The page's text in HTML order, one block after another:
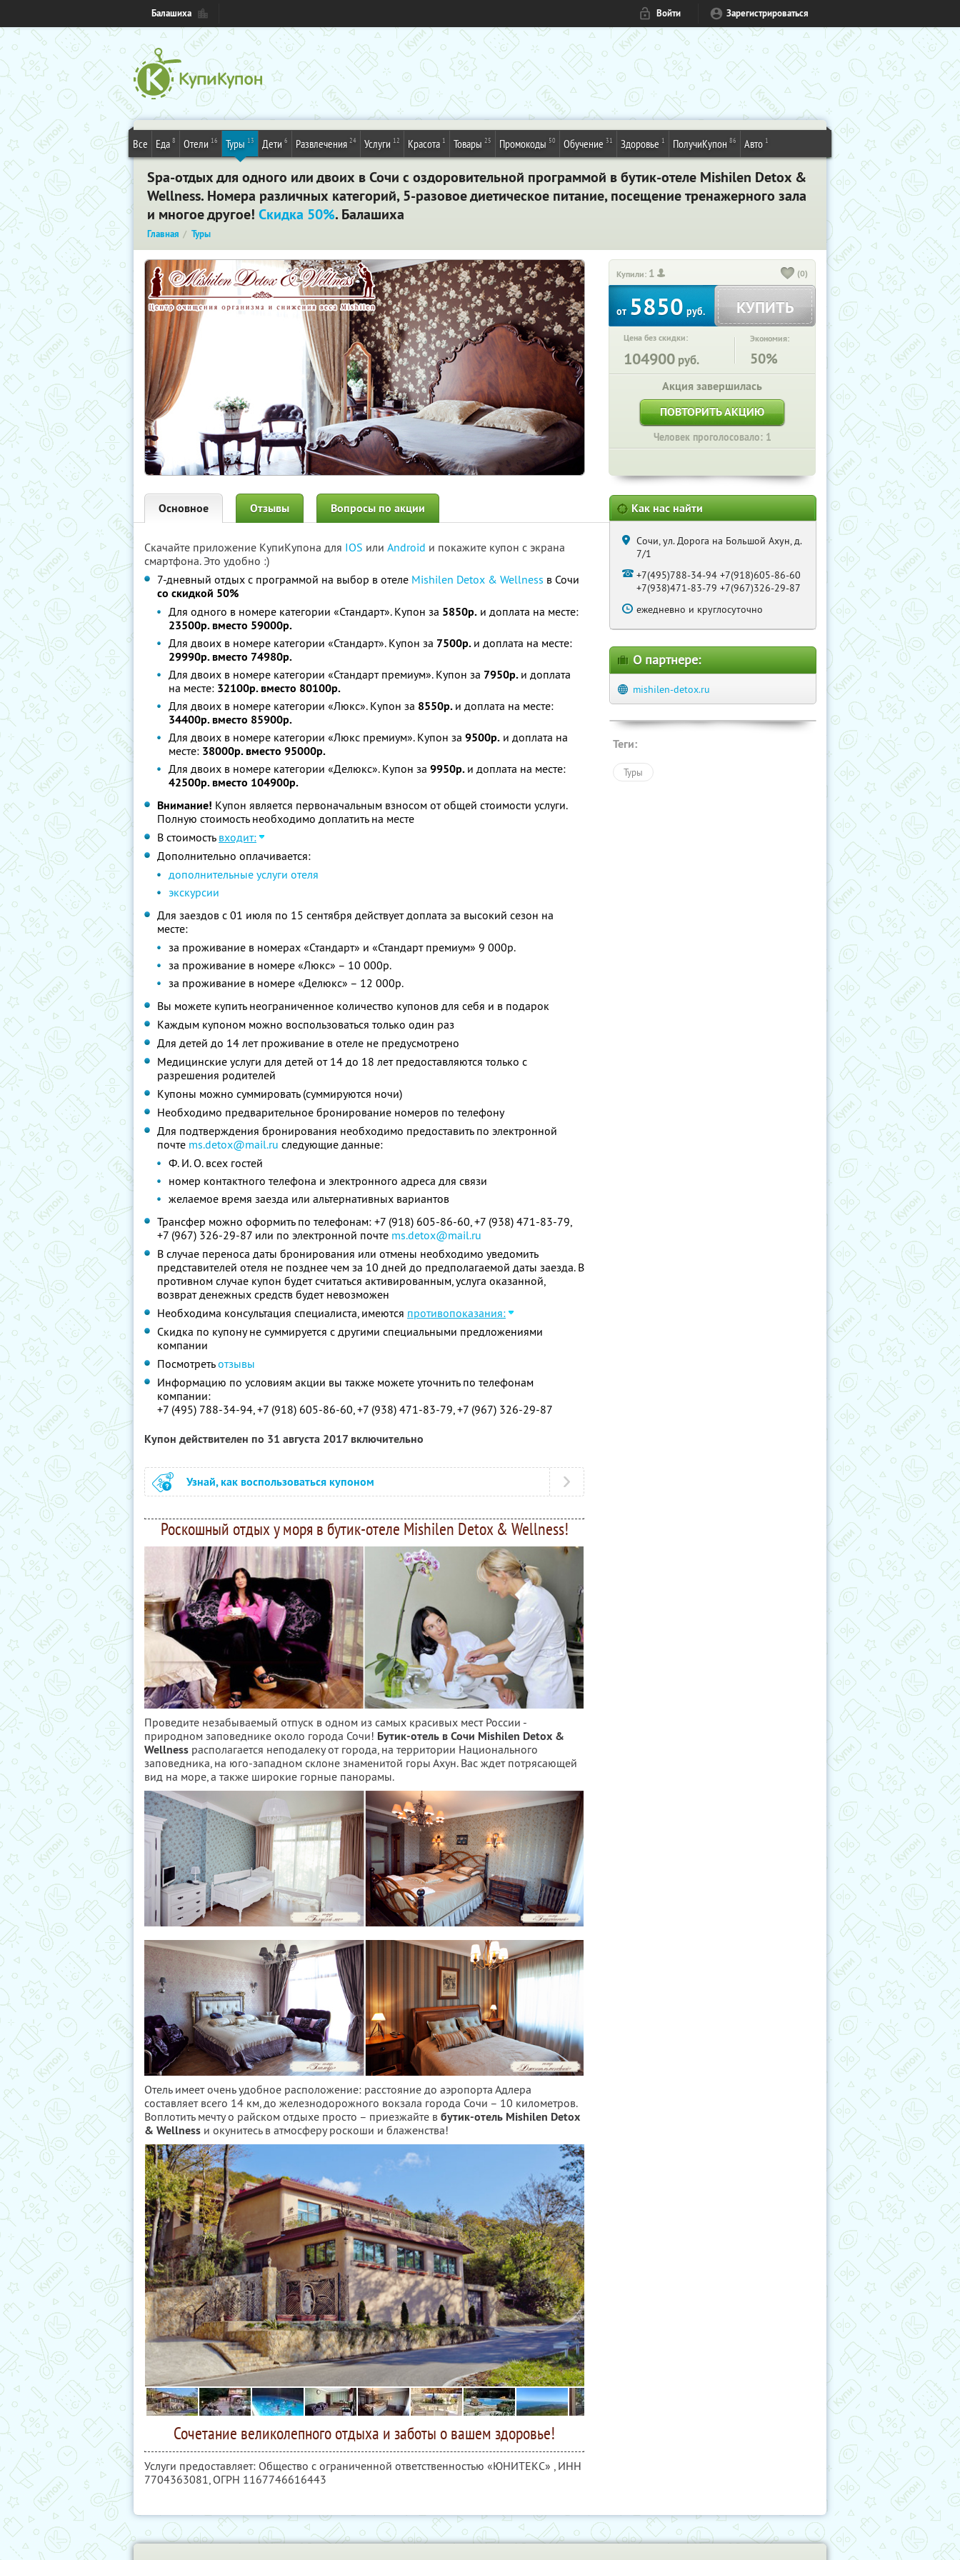
Балашиха Войти Зарегистрироваться
Все Еда 8 Отели 16 Туры 13 Дети 6 Развлечения 24 Услуги 12 Красота 1 Товары 25 Промокоды 50 Обучение 31 Здоровье 1 ПолучиКупон 86 Авто 1
Spa-отдых для одного или двоих в Сочи с оздоровительной программой в бутик-отеле Mishilen Detox &
Wellness. Номера различных категорий, 5-разовое диетическое питание, посещение тренажерного зала
и многое другое! Скидка 50%. Балашиха
Главная Туры
Купили: 1 (0)
от 5850 руб. КУПИТЬ
Цена без скидки:
104900 руб.
Экономия:
50%
Акция завершилась
ПОВТОРИТЬ АКЦИЮ
Человек проголосовало: 1
Основное Отзывы Вопросы по акции
Скачайте приложение КупиКупона для IOS или Android и покажите купон с экрана
смартфона. Это удобно :)
7-дневный отдых с программой на выбор в отеле Mishilen Detox & Wellness в Сочи
со скидкой 50%
Для одного в номере категории «Стандарт». Купон за 5850р. и доплата на месте:
23500р. вместо 59000р.
Для двоих в номере категории «Стандарт». Купон за 7500р. и доплата на месте:
29990р. вместо 74980р.
Для двоих в номере категории «Стандарт премиум». Купон за 7950р. и доплата
на месте: 32100р. вместо 80100р.
Для двоих в номере категории «Люкс». Купон за 8550р. и доплата на месте:
34400р. вместо 85900р.
Для двоих в номере категории «Люкс премиум». Купон за 9500р. и доплата на
месте: 38000р. вместо 95000р.
Для двоих в номере категории «Делюкс». Купон за 9950р. и доплата на месте:
42500р. вместо 104900р.
Внимание! Купон является первоначальным взносом от общей стоимости услуги.
Полную стоимость необходимо доплатить на месте
В стоимость входит:
Дополнительно оплачивается:
дополнительные услуги отеля
экскурсии
Для заездов с 01 июля по 15 сентября действует доплата за высокий сезон на
месте:
за проживание в номерах «Стандарт» и «Стандарт премиум» 9 000р.
за проживание в номере «Люкс» – 10 000р.
за проживание в номере «Делюкс» – 12 000р.
Вы можете купить неограниченное количество купонов для себя и в подарок
Каждым купоном можно воспользоваться только один раз
Для детей до 14 лет проживание в отеле не предусмотрено
Медицинские услуги для детей от 14 до 18 лет предоставляются только с
разрешения родителей
Купоны можно суммировать (суммируются ночи)
Необходимо предварительное бронирование номеров по телефону
Для подтверждения бронирования необходимо предоставить по электронной
почте ms.detox@mail.ru следующие данные:
Ф. И. О. всех гостей
номер контактного телефона и электронного адреса для связи
желаемое время заезда или альтернативных вариантов
Трансфер можно оформить по телефонам: +7 (918) 605-86-60, +7 (938) 471-83-79,
+7 (967) 326-29-87 или по электронной почте ms.detox@mail.ru
В случае переноса даты бронирования или отмены необходимо уведомить
представителей отеля не позднее чем за 10 дней до предполагаемой даты заезда. В
противном случае купон будет считаться активированным, услуга оказанной,
возврат денежных средств будет невозможен
Необходима консультация специалиста, имеются противопоказания:
Скидка по купону не суммируется с другими специальными предложениями
компании
Посмотретьотзывы
Информацию по условиям акции вы также можете уточнить по телефонам
компании:
+7 (495) 788-34-94, +7 (918) 605-86-60, +7 (938) 471-83-79, +7 (967) 326-29-87
Купон действителен по 31 августа 2017 включительно
Узнай, как воспользоваться купоном
Роскошный отдых у моря в бутик-отеле Mishilen Detox & Wellness!
Проведите незабываемый отпуск в одном из самых красивых мест России -
природном заповеднике около города Сочи! Бутик-отель в Сочи Mishilen Detox &
Wellness располагается неподалеку от города, на территории Национального
заповедника, на юго-западном склоне знаменитой горы Ахун. Вас ждет потрясающей
вид на море, а также широкие горные панорамы.
Отель имеет очень удобное расположение: расстояние до аэропорта Адлера
составляет всего 14 км, до железнодорожного вокзала города Сочи – 10 километров.
Воплотить мечту о райском отдыхе просто – приезжайте в бутик-отель Mishilen Detox
& Wellness и окунитесь в атмосферу роскоши и блаженства!
Сочетание великолепного отдыха и заботы о вашем здоровье!
Услуги предоставляет: Общество с ограниченной ответственностью «ЮНИТЕКС» , ИНН
7704363081 , ОГРН 1167746616443
Как нас найти
Сочи, ул. Дорога на Большой Ахун, д.
7/1
+7(495)788-34-94 +7(918)605-86-60
+7(938)471-83-79 +7(967)326-29-87
ежедневно и круглосуточно
О партнере:
mishilen-detox.ru
Теги:
Туры